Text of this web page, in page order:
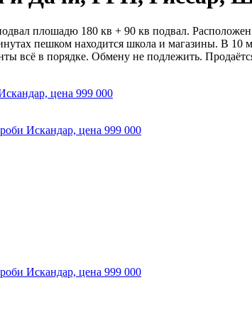
плошадю 180 кв + 90 кв подвал.
пешком находится школа и магазины. В 10
всё в порядке. Обмену не подлежить.